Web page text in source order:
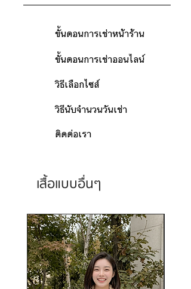
ขั้นตอนการเช่าหน้าร้าน
ขั้นตอนการเช่าออนไลน์
วิธีเลือกไซส์
วิธีนับจำนวนวันเช่า
ติดต่อเรา
เสื้อแบบอื่นๆ